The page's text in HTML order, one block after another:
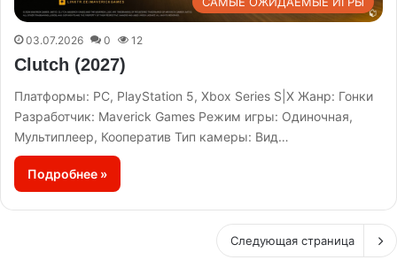
03.07.2026 0 12
Clutch (2027)
Платформы: PC, PlayStation 5, Xbox Series S|X Жанр: Гонки
Разработчик: Maverick Games Режим игры: Одиночная,
Мультиплеер, Кооператив Тип камеры: Вид…
Подробнее »
Следующая страница